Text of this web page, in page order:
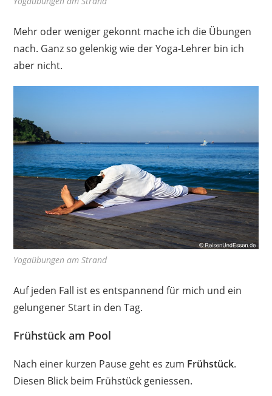
Mehr oder weniger gekonnt mache ich die Übungen
nach. Ganz so gelenkig wie der Yoga-Lehrer bin ich
aber nicht.
Yogaübungen am Strand
Auf jeden Fall ist es entspannend für mich und ein
gelungener Start in den Tag.
Frühstück am Pool
Nach einer kurzen Pause geht es zum Frühstück.
Diesen Blick beim Frühstück geniessen.